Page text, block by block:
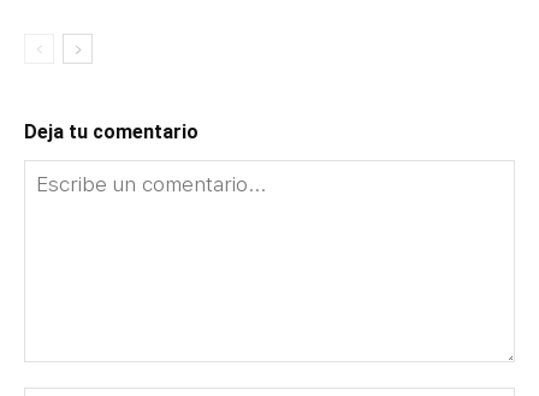
Deja tu comentario